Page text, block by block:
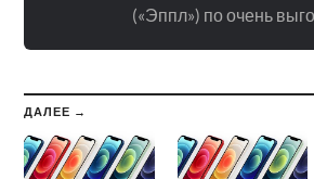
(«Эппл») по очень
ДАЛЕЕ →